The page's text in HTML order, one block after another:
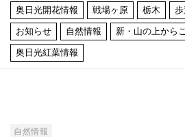
奥日光開花情報 戦場ヶ原 栃木
お知らせ 自然情報 新・山の上から
奥日光紅葉情報
自然情報